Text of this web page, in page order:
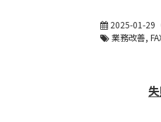
2025-01-29
業務改善